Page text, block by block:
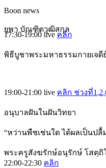
Boon news
ยุพา บัณฑิตวุฒิสกุล
17:30-19:00live คลิก
พิธีบูชาพระมหาธรรมกายเจดี
19:00-21:00 live คลิก ช่วงที่1,2
อนุบาลฝันในฝันวิทยา
“หว่านพืชเช่นใด ได้ผลเป็นปลื้
พระครูสังฆรักษ์อนุรักษ์ โสตฺถิ
22:00-22:30 คลิก